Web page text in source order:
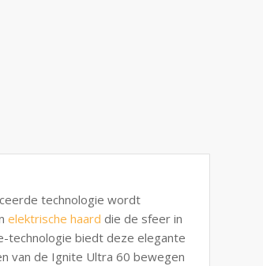
technologie wordt
elektrische haard die de sfeer in
technologie biedt deze elegante
van de Ignite Ultra 60 bewegen